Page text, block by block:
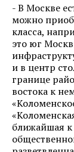
- В Москве
можно
класса,
это юг
и в центр
границе
востока к
ближайшая к